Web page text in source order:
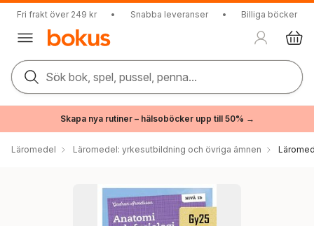
Fri frakt över 249 kr • Snabba leveranser • Billiga böcker
Sök bok, spel, pussel, penna...
Skapa nya rutiner – hälsoböcker upp till 50% →
Läromedel Läromedel: yrkesutbildning och övriga ämnen